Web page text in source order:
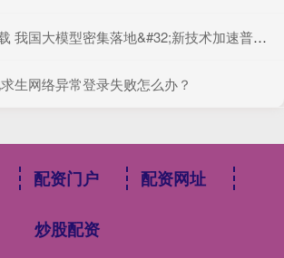
国大模型密集落地&#32;新技术加速普惠应用
生网络异常登录失败怎么办？
配资门户 配资网址
炒股配资